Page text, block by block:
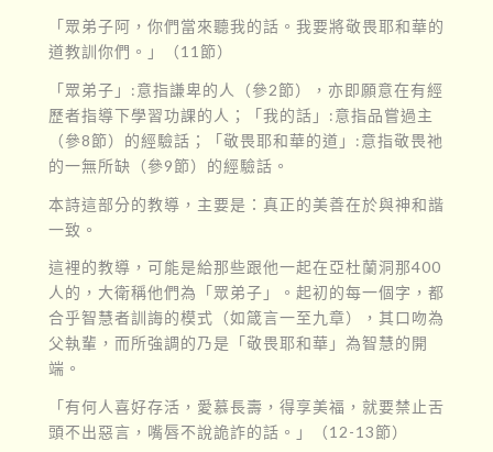
「眾弟子阿，你們當來聽我的話。我要將敬畏耶和華的
道教訓你們。」（11節）
「眾弟子」:意指謙卑的人（參2節），亦即願意在有經
歷者指導下學習功課的人；「我的話」:意指品嘗過主
（參8節）的經驗話；「敬畏耶和華的道」:意指敬畏祂
的一無所缺（參9節）的經驗話。
本詩這部分的教導，主要是：真正的美善在於與神和諧
一致。
這裡的教導，可能是給那些跟他一起在亞杜蘭洞那400
人的，大衛稱他們為「眾弟子」。起初的每一個字，都
合乎智慧者訓誨的模式（如箴言一至九章），其口吻為
父執輩，而所強調的乃是「敬畏耶和華」為智慧的開
端。
「有何人喜好存活，愛慕長壽，得享美福，就要禁止舌
頭不出惡言，嘴唇不說詭詐的話。」（12-13節）